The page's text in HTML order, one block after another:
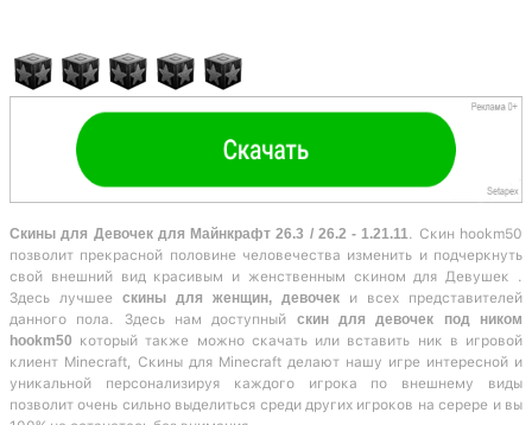
Скины для Девочек для Майнкрафт 26.3 / 26.2 - 1.21.11 . Скин hookm50
позволит прекрасной половине человечества изменить и подчеркнуть
свой внешний вид красивым и женственным скином для Девушек .
Здесь лучшее скины для женщин, девочек и всех представителей
данного пола. Здесь нам доступный скин для девочек под ником
hookm50 который также можно скачать или вставить ник в игровой
клиент Minecraft, Скины для Minecraft делают нашу игре интересной и
уникальной персонализируя каждого игрока по внешнему виды
позволит очень сильно выделиться среди других игроков на серере и вы